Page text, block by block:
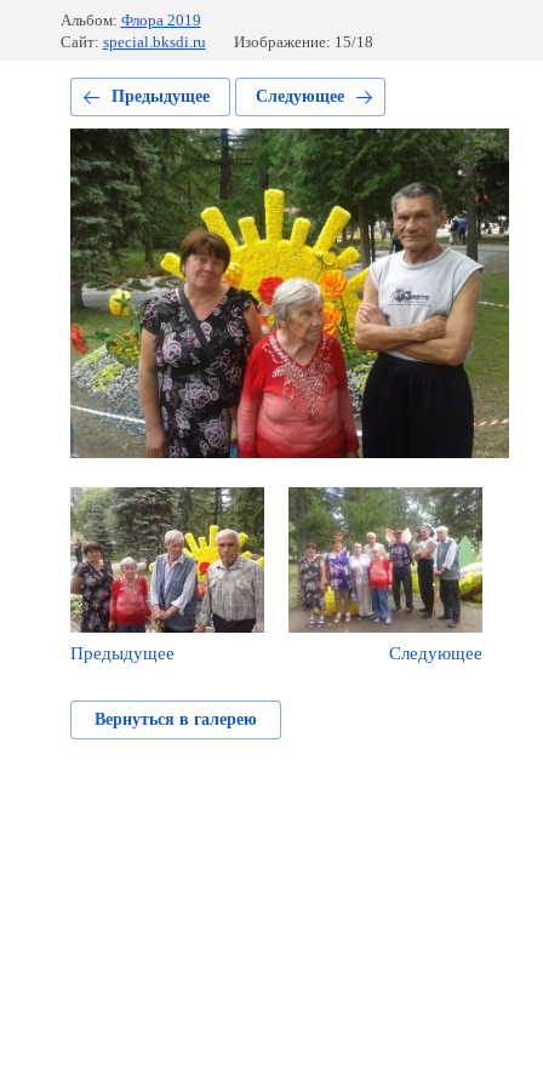
Альбом: Флора 2019
Сайт: special.bksdi.ru Изображение: 15/18
Предыдущее Следующее
Предыдущее Следующее
Вернуться в галерею